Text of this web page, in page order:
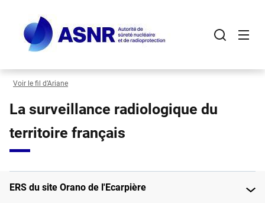
contenu
principal
Voir le fil d’Ariane
La surveillance radiologique du
territoire français
ERS du site Orano de l'Ecarpière